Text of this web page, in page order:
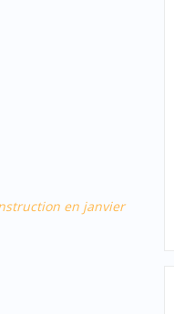
en janvier